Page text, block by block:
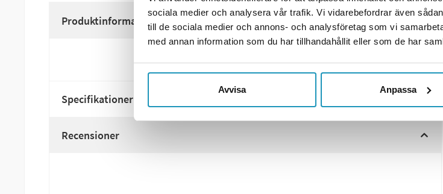
sociala medier och analysera vår trafik. Vi vidarebefordrar även
till de sociala medier och annons- och analysföretag som vi
med annan information som du har tillhandahållit eller som de har
Avvisa Anpassa
Produktinformation
Specifikationer
Recensioner